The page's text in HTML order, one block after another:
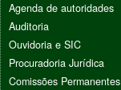
Agenda de autoridades
Auditoria
Ouvidoria e SIC
Procuradoria Jurídica
Comissões Permanentes